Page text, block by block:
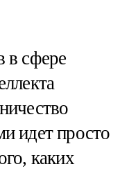
в сфере
идет просто
каких